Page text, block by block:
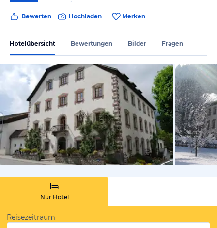
Bewerten Hochladen Merken
Hotelübersicht Bewertungen Bilder Fragen
von
Nur Hotel
Reisezeitraum